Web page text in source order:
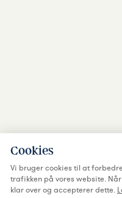
Cookies
Vi bruger cookies til at
trafikken på vores website.
klar over og accepterer dette.